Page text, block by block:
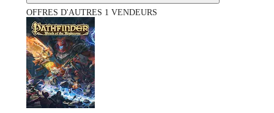
OFFRES D'AUTRES 1 VENDEURS